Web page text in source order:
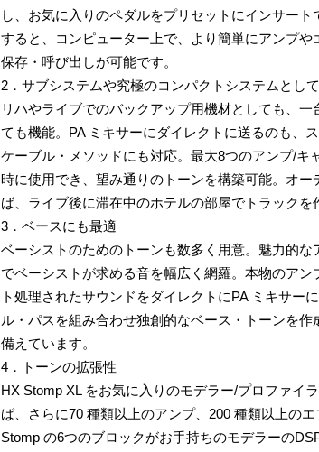
し、お気に入りのペダルをプリセットにインサー
すると、コンピューター上で、より簡単にアンプ
保存・呼び出しが可能です。
2．サブシステムや究極のコンパクトシステムとして
リハやライブでのバックアップ用機材としても、
ても機能。PA ミキサーにダイレクトに送るのも、
ケーブル・メソッドにも対応。最大8つのアンプ/キ
時に使用でき、望み通りのトーンを構築可能。オ
ば、ライブ後に滞在中のホテルの部屋でトラックを
3．ベースにも最適
ベーシストのためのトーンも数多く用意。魅力的
でベーシストが求める音を幅広く網羅。本物のア
ト処理されたサウンドをダイレクトにPA ミキサー
ル・パスを組み合わせ独創的なベース・トーンを
備えています。
4．トーンの拡張性
HX Stomp XL をお気に入りのモデラー/プロファイ
ば、さらに70 種類以上のアンプ、200 種類以上の
Stomp の6つのブロックがお手持ちのモデラーの